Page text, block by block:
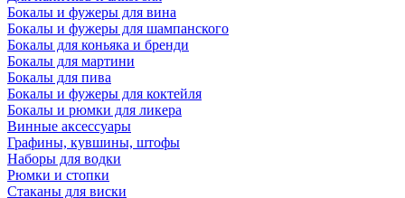
Бокалы и фужеры для вина
Бокалы и фужеры для шампанского
Бокалы для коньяка и бренди
Бокалы для мартини
Бокалы для пива
Бокалы и фужеры для коктейля
Бокалы и рюмки для ликера
Винные аксессуары
Графины, кувшины, штофы
Наборы для водки
Рюмки и стопки
Стаканы для виски